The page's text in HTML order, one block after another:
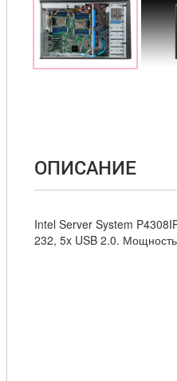
ОПИСАНИЕ
Intel Server System
232, 5x USB 2.0.